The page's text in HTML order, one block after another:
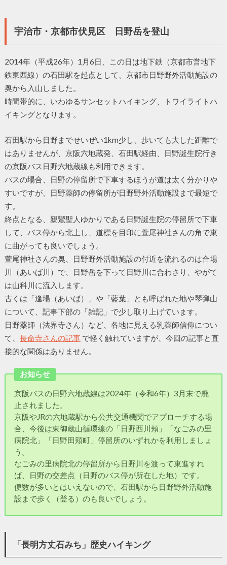
宇治市・京都市伏見区 日野岳を登山
2014年（平成26年）1月6日、この日は地下鉄（京都市営地下
鉄東西線）の石田駅を起点として、京都市日野野外活動施設の
奥から入山しました。
時間帯的に、いわゆるサンセットハイキング、トワイライトハ
イキングとなります。
石田駅から日野までせいぜい1km少し、歩いても大した距離で
はありませんが、京阪六地蔵発、石田駅経由、日野誕生院行き
の京阪バス日野六地蔵線も利用できます。
バスの場合、日野の停留所で下車するほうが道は太く分かりや
すいですが、日野薬師の停留所が日野野外活動施設まで最短で
す。
終点となる、親鸞聖人ゆかりである日野誕生院の停留所で下車
して、バス停から北上し、道標を目印に萱尾神社さんの角で東
に曲がっても良いでしょう。
萱尾神社さんの奥、日野野外活動施設の付近を流れるのは合場
川（あいば川）で、日野岳を下って日野川に合わさり、やがて
は山科川に流入します。
古くは「逢場（あいば）」や「藍葉」とも呼ばれた地や琴弾山
について、記事下部の「雑記」で少し取り上げています。
日野薬師（法界寺さん）など、各地に見える乳薬師信仰につい
て、 長命寺さんの記事で軽く触れていますが、今回の記事と直
接的な関係はありません。
お知らせ
京阪バスの日野六地蔵線は2024年（令和6年）3月末で廃
止されました。
京阪やJRの六地蔵駅から公共交通機関でアプローチする場
合、今後は東御蔵山循環線の「日野西川頬」「なごみの里
病院北」「日野田頬町」停留所のいずれかを利用しましょ
う。
なごみの里病院北の停留所から日野川を渡って東進すれ
ば、日野の交差点（日野のバス停が所在した地）です。
便数が多いとはいえないので、石田駅から日野野外活動施
設まで歩く（登る）のも良いでしょう。
「長明方丈石みち」歴史ハイキング